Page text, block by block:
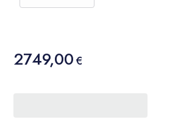
Hinta
2749,00 €
2749,00€